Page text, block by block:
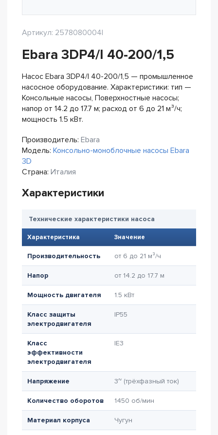
Артикул: 2578080004I
Ebara 3DP4/I 40-200/1,5
Насос Ebara 3DP4/I 40-200/1,5 — промышленное
насосное оборудование. Характеристики: тип —
Консольные насосы, Поверхностные насосы;
напор от 14.2 до 17.7 м; расход от 6 до 21 м³/ч;
мощность 1.5 кВт.
Производитель: Ebara
Модель: Консольно-моноблочные насосы Ebara
3D
Страна: Италия
Характеристики
Технические характеристики насоса
Характеристика Значение
Производительность от 6 до 21 м³/ч
Напор от 14.2 до 17.7 м
Мощность двигателя 1.5 кВт
Класс защиты
электродвигателя
IP55
Класс
эффективности
электродвигателя
IE3
Напряжение 3~ (трёхфазный ток)
Количество оборотов 1450 об/мин
Материал корпуса Чугун